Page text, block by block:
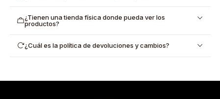
¿Tienen una tienda física donde pueda ver los
productos?
¿Cuál es la política de devoluciones y cambios?